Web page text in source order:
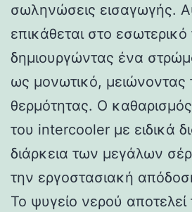
σωληνώσεις εισαγωγής.
επικάθεται στο
δημιουργώντας ένα
ως μονωτικό, μειώνοντας
θερμότητας. Ο
του intercooler με ειδικά
διάρκεια των μεγάλων
την εργοστασιακή
Το ψυγείο νερού αποτελεί